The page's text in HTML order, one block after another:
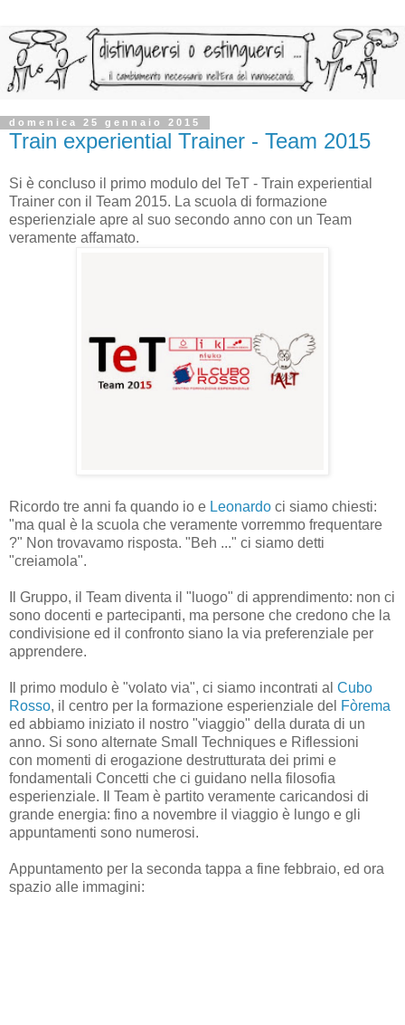
domenica 25 gennaio 2015
Train experiential Trainer - Team 2015
Si è concluso il primo modulo del TeT - Train experiential
Trainer con il Team 2015. La scuola di formazione
esperienziale apre al suo secondo anno con un Team
veramente affamato.
Ricordo tre anni fa quando io e Leonardo ci siamo chiesti:
"ma qual è la scuola che veramente vorremmo frequentare
?" Non trovavamo risposta. "Beh ..." ci siamo detti
"creiamola".
Il Gruppo, il Team diventa il "luogo" di apprendimento: non ci
sono docenti e partecipanti, ma persone che credono che la
condivisione ed il confronto siano la via preferenziale per
apprendere.
Il primo modulo è "volato via", ci siamo incontrati al Cubo
Rosso, il centro per la formazione esperienziale del Fòrema
ed abbiamo iniziato il nostro "viaggio" della durata di un
anno. Si sono alternate Small Techniques e Riflessioni
con momenti di erogazione destrutturata dei primi e
fondamentali Concetti che ci guidano nella filosofia
esperienziale. Il Team è partito veramente caricandosi di
grande energia: fino a novembre il viaggio è lungo e gli
appuntamenti sono numerosi.
Appuntamento per la seconda tappa a fine febbraio, ed ora
spazio alle immagini: